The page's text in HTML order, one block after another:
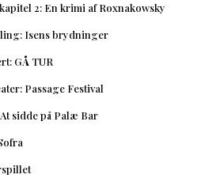
2: En krimi af Roxnakowsky
Isens brydninger
GÅ TUR
Passage Festival
sidde på Palæ Bar